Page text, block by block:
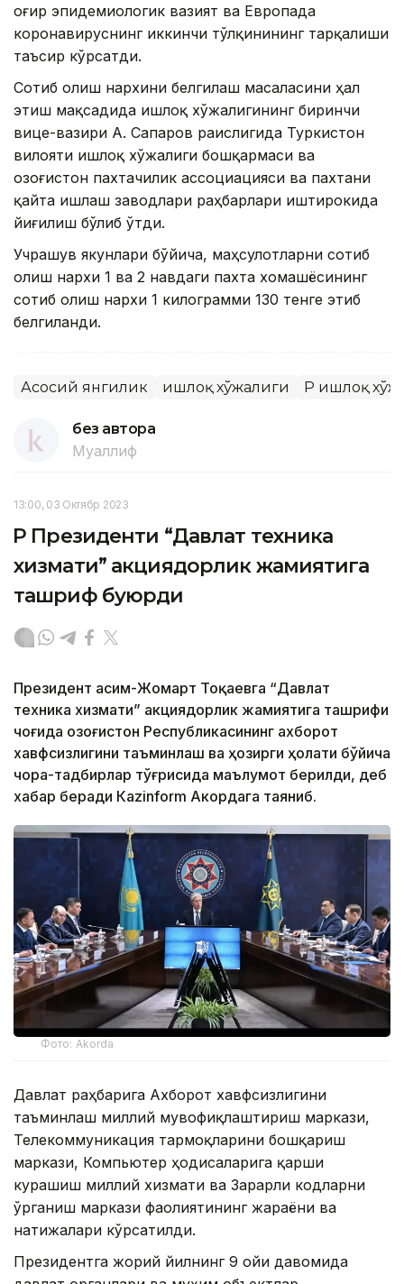
оғир эпидемиологик вазият ва Европада
коронавируснинг иккинчи тўлқинининг тарқалиши
таъсир кўрсатди.
Сотиб олиш нархини белгилаш масаласини ҳал
этиш мақсадида Қишлоқ хўжалигининг биринчи
вице-вазири А. Сапаров раислигида Туркистон
вилояти Қишлоқ хўжалиги бошқармаси ва
Қозоғистон пахтачилик ассоциацияси ва пахтани
қайта ишлаш заводлари раҳбарлари иштирокида
йиғилиш бўлиб ўтди.
Учрашув якунлари бўйича, маҳсулотларни сотиб
олиш нархи 1 ва 2 навдаги пахта хомашёсининг
сотиб олиш нархи 1 килограмми 130 тенге этиб
белгиланди.
Асосий янгилик Қишлоқ хўжалиги ҚР Қишлоқ
без автора
Муаллиф
13:00, 03 Октябр 2023
ҚР Президенти “Давлат техника
хизмати” акциядорлик жамиятига
ташриф буюрди
Президент Қасим-Жомарт Тоқаевга “Давлат
техника хизмати” акциядорлик жамиятига ташрифи
чоғида Қозоғистон Республикасининг ахборот
хавфсизлигини таъминлаш ва ҳозирги ҳолати бўйича
чора-тадбирлар тўғрисида маълумот берилди, деб
хабар беради Каzinform Акордага таяниб.
Фото: Akorda
Давлат раҳбарига Ахборот хавфсизлигини
таъминлаш миллий мувофиқлаштириш маркази,
Телекоммуникация тармоқларини бошқариш
маркази, Компьютер ҳодисаларига қарши
курашиш миллий хизмати ва Зарарли кодларни
ўрганиш маркази фаолиятининг жараёни ва
натижалари кўрсатилди.
Президентга жорий йилнинг 9 ойи давомида